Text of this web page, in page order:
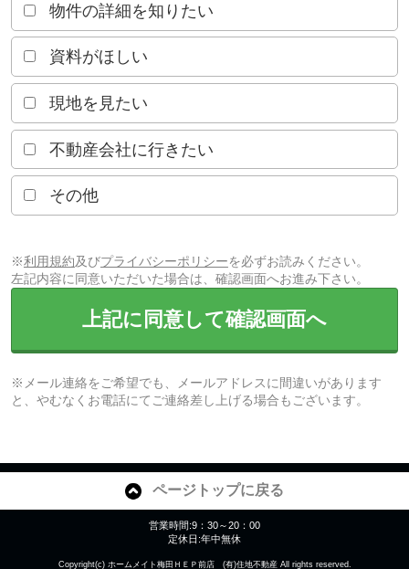
物件の詳細を知りたい
資料がほしい
現地を見たい
不動産会社に行きたい
その他
※利用規約及びプライバシーポリシーを必ずお読みください。
左記内容に同意いただいた場合は、確認画面へお進み下さい。
上記に同意して確認画面へ
※メール連絡をご希望でも、メールアドレスに間違いがあります
と、やむなくお電話にてご連絡差し上げる場合もございます。
ページトップに戻る
営業時間:9：30～20：00
定休日:年中無休
Copyright(c) ホームメイト梅田ＨＥＰ前店 (有)住地不動産 All rights reserved.